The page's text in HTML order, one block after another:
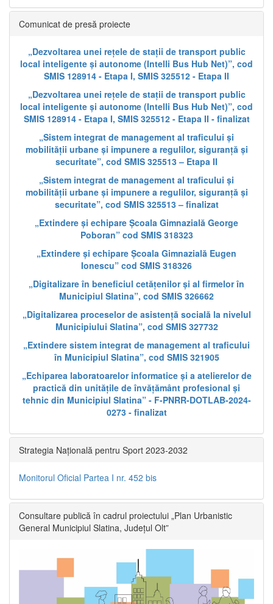
Comunicat de presă proiecte
„Dezvoltarea unei rețele de stații de transport public
local inteligente și autonome (Intelli Bus Hub Net)”, cod
SMIS 128914 - Etapa I, SMIS 325512 - Etapa II
„Dezvoltarea unei rețele de stații de transport public
local inteligente și autonome (Intelli Bus Hub Net)”, cod
SMIS 128914 - Etapa I, SMIS 325512 - Etapa II - finalizat
„Sistem integrat de management al traficului și
mobilității urbane și impunere a regulilor, siguranță și
securitate”, cod SMIS 325513 – Etapa II
„Sistem integrat de management al traficului și
mobilității urbane și impunere a regulilor, siguranță și
securitate”, cod SMIS 325513 – finalizat
„Extindere și echipare Școala Gimnazială George
Poboran” cod SMIS 318323
„Extindere și echipare Școala Gimnazială Eugen
Ionescu” cod SMIS 318326
„Digitalizare în beneficiul cetățenilor și al firmelor în
Municipiul Slatina”, cod SMIS 326662
„Digitalizarea proceselor de asistență socială la nivelul
Municipiului Slatina”, cod SMIS 327732
„Extindere sistem integrat de management al traficului
în Municipiul Slatina”, cod SMIS 321905
„Echiparea laboratoarelor informatice și a atelierelor de
practică din unitățile de învățământ profesional și
tehnic din Municipiul Slatina” - F-PNRR-DOTLAB-2024-
0273 - finalizat
Strategia Națională pentru Sport 2023-2032
Monitorul Oficial Partea I nr. 452 bis
Consultare publică în cadrul proiectului „Plan Urbanistic
General Municipiul Slatina, Județul Olt”